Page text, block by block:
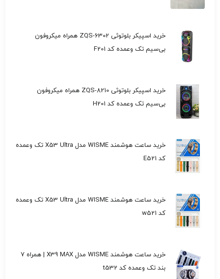
خرید اسپیکر بلوتوثی ZQS-6302 همراه میکروفون
بی‌سیم تک وعمده کد F201
خرید اسپیکر بلوتوثی ZQS-8210 همراه میکروفون
بی‌سیم تک وعمده کد H201
خرید ساعت هوشمند WISME مدل X53 Ultra تک وعمده
کد E521
خرید ساعت هوشمند WISME مدل X53 Ultra تک وعمده
کد w521
خرید ساعت هوشمند WISME مدل X39 MAX | همراه 7
بند تک وعمده کد t532